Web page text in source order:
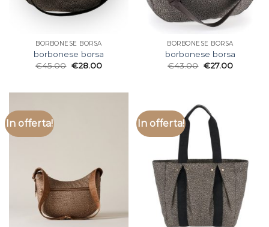
BORBONESE BORSA
borbonese borsa
€45.00 €28.00
BORBONESE BORSA
borbonese borsa
€43.00 €27.00
In offerta! In offerta!